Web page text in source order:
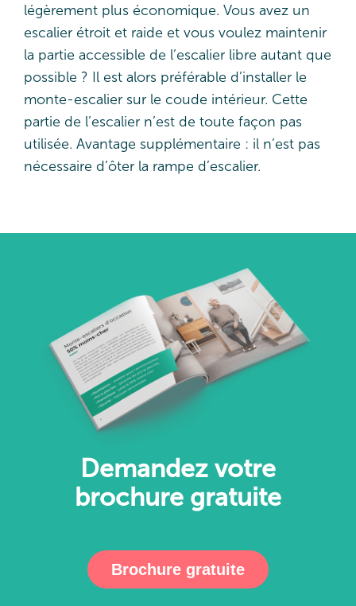
légèrement plus économique. Vous avez un
escalier étroit et raide et vous voulez maintenir
la partie accessible de l’escalier libre autant que
possible ? Il est alors préférable d’installer le
monte-escalier sur le coude intérieur. Cette
partie de l’escalier n’est de toute façon pas
utilisée. Avantage supplémentaire : il n’est pas
nécessaire d’ôter la rampe d’escalier.
Demandez votre
brochure gratuite
Brochure gratuite